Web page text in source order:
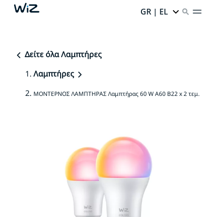
GR | EL
Δείτε όλα Λαμπτήρες
Λαμπτήρες
ΜΟΝΤΕΡΝΟΣ ΛΑΜΠΤΗΡΑΣ Λαμπτήρας 60 W A60 B22 x 2 τεμ.